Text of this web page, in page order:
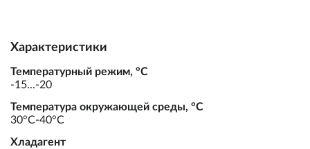
Характеристики
Температурный режим, °С
-15...-20
Температура окружающей среды, °С
30°С-40°С
Хладагент